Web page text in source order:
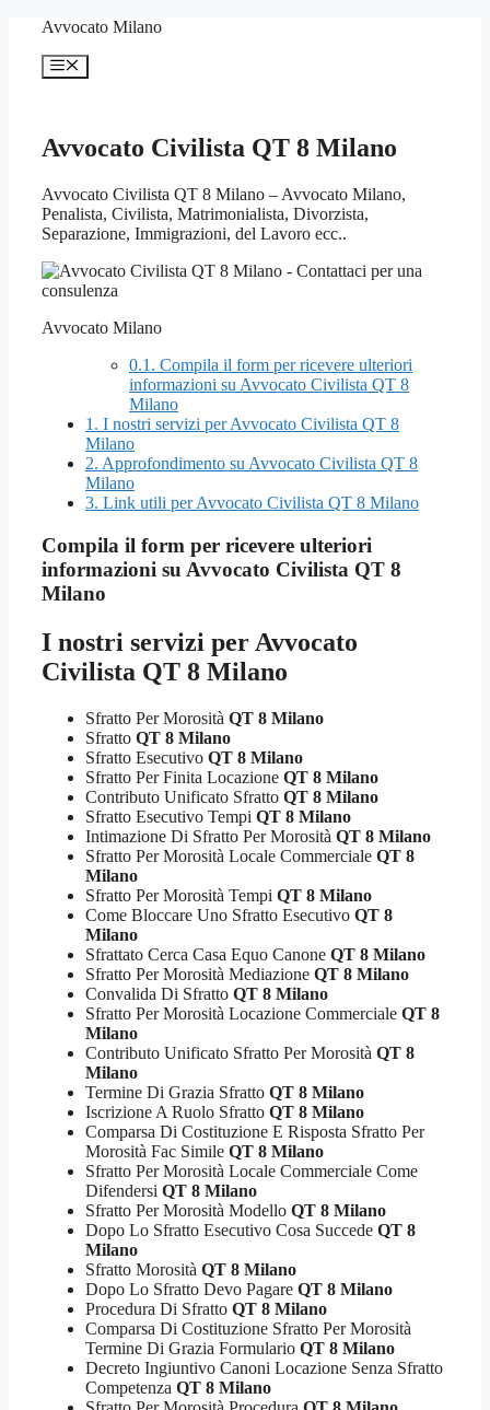
contenuto
Avvocato Milano
Menu
Avvocato Civilista QT 8 Milano
Avvocato Civilista QT 8 Milano – Avvocato Milano,
Penalista, Civilista, Matrimonialista, Divorzista,
Separazione, Immigrazioni, del Lavoro ecc..
Avvocato Milano
0.1. Compila il form per ricevere ulteriori
informazioni su Avvocato Civilista QT 8
Milano
1. I nostri servizi per Avvocato Civilista QT 8
Milano
2. Approfondimento su Avvocato Civilista QT 8
Milano
3. Link utili per Avvocato Civilista QT 8 Milano
Compila il form per ricevere ulteriori
informazioni su Avvocato Civilista QT 8
Milano
I nostri servizi per Avvocato
Civilista QT 8 Milano
Sfratto Per Morosità QT 8 Milano
Sfratto QT 8 Milano
Sfratto Esecutivo QT 8 Milano
Sfratto Per Finita Locazione QT 8 Milano
Contributo Unificato Sfratto QT 8 Milano
Sfratto Esecutivo Tempi QT 8 Milano
Intimazione Di Sfratto Per Morosità QT 8 Milano
Sfratto Per Morosità Locale Commerciale QT 8
Milano
Sfratto Per Morosità Tempi QT 8 Milano
Come Bloccare Uno Sfratto Esecutivo QT 8
Milano
Sfrattato Cerca Casa Equo Canone QT 8 Milano
Sfratto Per Morosità Mediazione QT 8 Milano
Convalida Di Sfratto QT 8 Milano
Sfratto Per Morosità Locazione Commerciale QT 8
Milano
Contributo Unificato Sfratto Per Morosità QT 8
Milano
Termine Di Grazia Sfratto QT 8 Milano
Iscrizione A Ruolo Sfratto QT 8 Milano
Comparsa Di Costituzione E Risposta Sfratto Per
Morosità Fac Simile QT 8 Milano
Sfratto Per Morosità Locale Commerciale Come
Difendersi QT 8 Milano
Sfratto Per Morosità Modello QT 8 Milano
Dopo Lo Sfratto Esecutivo Cosa Succede QT 8
Milano
Sfratto Morosità QT 8 Milano
Dopo Lo Sfratto Devo Pagare QT 8 Milano
Procedura Di Sfratto QT 8 Milano
Comparsa Di Costituzione Sfratto Per Morosità
Termine Di Grazia Formulario QT 8 Milano
Decreto Ingiuntivo Canoni Locazione Senza Sfratto
Competenza QT 8 Milano